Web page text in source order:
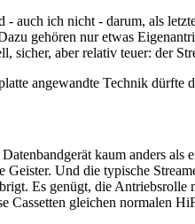
- auch ich nicht - darum, als
gehören nur etwas
sicher, aber relativ teuer: der
angewandte Technik dürfte
kaum anders als
Geister. Und die typische
Es genügt, die
Cassetten gleichen normalen